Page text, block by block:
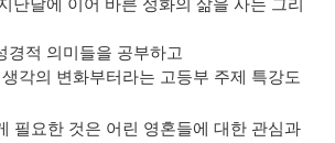
난달에 이어 바른 성화의 삶을 사는 그리
경적 의미들을 공부하고
각의 변화부터라는 고등부 주제 특강도
필요한 것은 어린 영혼들에 대한 관심과